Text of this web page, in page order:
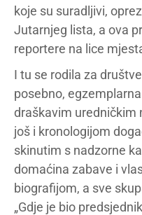
koje su suradljivi,
Jutarnjeg lista, a ova
reportere na lice
I tu se rodila za
posebno,
draškavim uredničkim
još i kronologijom
skinutim s nadzorne
domaćina zabave i
biografijom, a sve
„Gdje je bio